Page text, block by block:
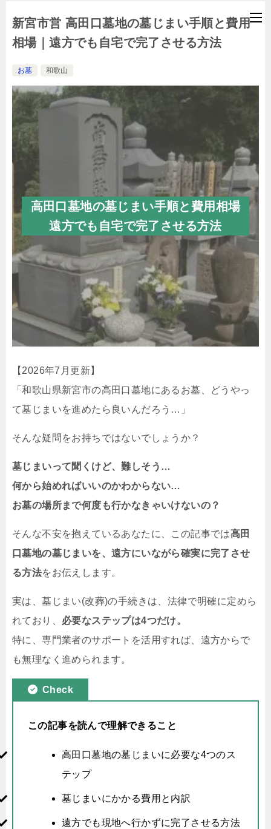
新宮市営 高田口墓地の墓じまい手順と費用
相場｜遠方でも自宅で完了させる方法
お墓 和歌山
高田口墓地の墓じまい手順と費用相場
遠方でも自宅で完了させる方法
【2026年7月更新】
「和歌山県新宮市の高田口墓地にあるお墓、どうやっ
て墓じまいを進めたら良いんだろう…」
そんな疑問をお持ちではないでしょうか？
墓じまいって聞くけど、難しそう…
何から始めればいいのかわからない…
お墓の場所まで何度も行かなきゃいけないの？
そんな不安を抱えているあなたに、この記事では高田
口墓地の墓じまいを、遠方にいながら確実に完了させ
る方法をお伝えします。
実は、墓じまい(改葬)の手続きは、法律で明確に定めら
れており、 必要なステップは4つだけ。
特に、専門業者のサポートを活用すれば、遠方からで
も無理なく進められます。
Check
この記事を読んで理解できること
高田口墓地の墓じまいに必要な4つのス
テップ
墓じまいにかかる費用と内訳
遠方でも現地へ行かずに完了させる方法